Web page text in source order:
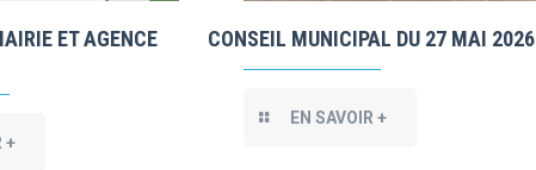
ET AGENCE
+
CONSEIL MUNICIPAL DU 27 MAI 2026
EN SAVOIR +